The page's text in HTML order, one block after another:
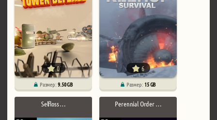
0
Размер:9.50 GB
6
Размер: 15 GB
Selfloss … Perennial Order …